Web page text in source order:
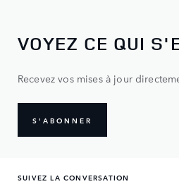
VOYEZ CE QUI
Recevez vos mises à jour
S'ABONNER
SUIVEZ LA CONVERSATION